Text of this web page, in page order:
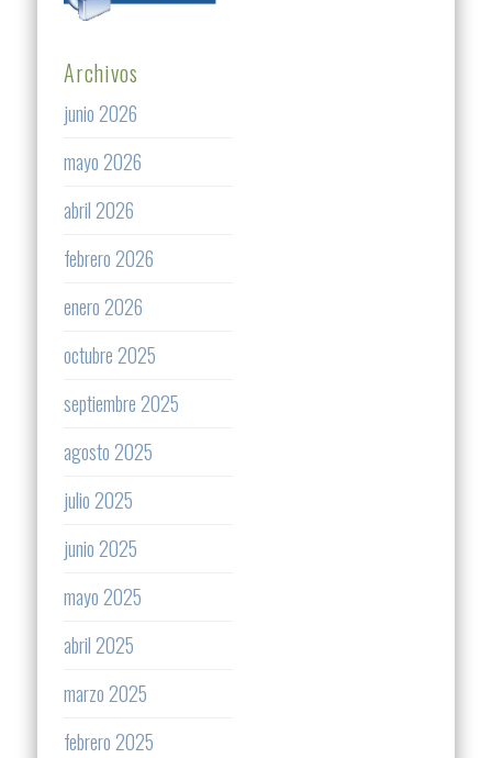
Archivos
junio 2026
mayo 2026
abril 2026
febrero 2026
enero 2026
octubre 2025
septiembre 2025
agosto 2025
julio 2025
junio 2025
mayo 2025
abril 2025
marzo 2025
febrero 2025